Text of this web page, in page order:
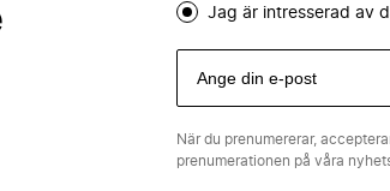
Jag är intresserad av
När du prenumererar,
prenumerationen på våra